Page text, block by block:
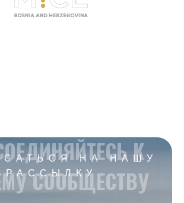
НА НАШУ
РАССЫЛКУ
К
СООБЩЕСТВУ